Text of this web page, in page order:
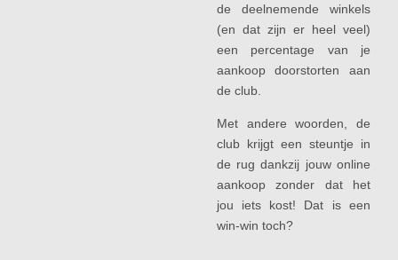
de deelnemende winkels
(en dat zijn er heel veel)
een percentage van je
aankoop doorstorten aan
de club.
Met andere woorden, de
club krijgt een steuntje in
de rug dankzij jouw online
aankoop zonder dat het
jou iets kost! Dat is een
win-win toch?